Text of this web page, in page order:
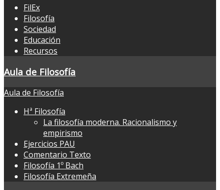
FilEx
Filosofía
Sociedad
Educación
Recursos
Aula de Filosofía
Aula de Filosofía
Hª Filosofía
La filosofía moderna. Racionalismo y
empirismo
Ejercicios PAU
Comentario Texto
Filosofía 1º Bach
Filosofía Extremeña